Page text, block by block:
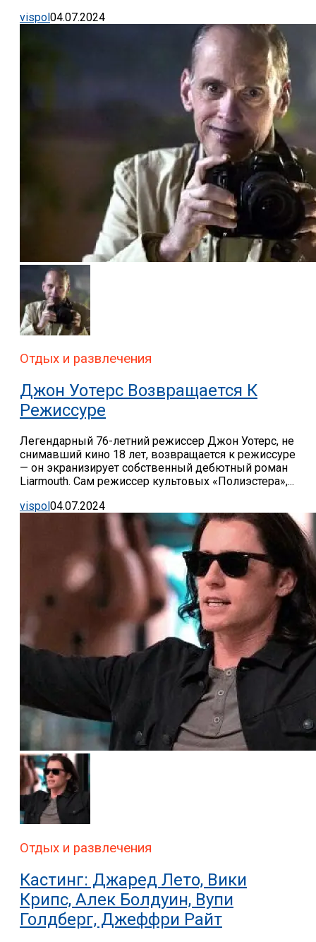
vispol04.07.2024
Отдых и развлечения
Джон Уотерс Возвращается К
Режиссуре
Легендарный 76-летний режиссер Джон Уотерс, не
снимавший кино 18 лет, возвращается к режиссуре
— он экранизирует собственный дебютный роман
Liarmouth. Сам режиссер культовых «Полиэстера»,...
vispol04.07.2024
Отдых и развлечения
Кастинг: Джаред Лето, Вики
Крипс, Алек Болдуин, Вупи
Голдберг, Джеффри Райт